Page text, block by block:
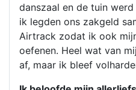
danszaal en de tuin
ik legden ons zakgeld
Airtrack zodat ik ook
oefenen. Heel wat van
af, maar ik bleef